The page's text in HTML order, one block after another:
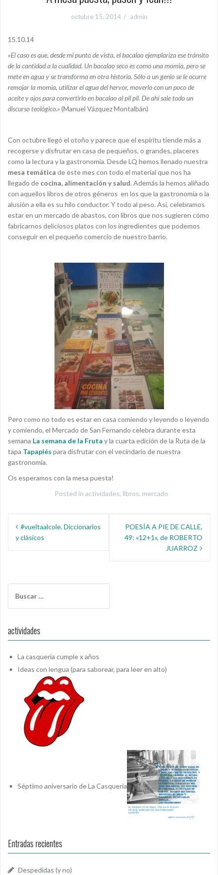
octubre 15, 2014 admin
15.10.14
«El caso es que, desde mi punto de vista, el bacalao ejemplariza ese tránsito
de la cantidad a la cualidad. Un bacalao seco es como una momia, pero se
mete en agua y se transforma en otra historia. Sólo a un genio se le ocurre
remojar la momia, utilizar el agua del hervor, moverlo con un poco de
aceite y ajos para convertirlo en bacalao al pil pil. De ahí sale todo un
discurso teológico.» (Manuel Vázquez Montalbán)
Con octubre llegó el otoño y parece que el espíritu tiende más a
recogerse y disfrutar en casa de pequeños, o grandes, placeres
como la lectura y la gastronomía. Desde LQ hemos llenado nuestra
mesa temática de este mes con todo el material que nos ha
llegado de cocina, alimentación y salud. Además la hemos aliñado
con aquellos libros de otros géneros en los que la gastronomía o la
alusión a ella es su hilo conductor. Y todo al peso. Así, celebramos
estar en un mercado de abastos, con libros que nos sugieren cómo
fabricarnos deliciosos platos con los ingredientes que podemos
conseguir en el pequeño comercio de nuestro barrio.
Pero como no todo es estar en casa comiendo y leyendo o leyendo
y comiendo, el Mercado de San Fernando celebra durante esta
semana La semana de la Fruta y la cuarta edición de la Ruta de la
tapa Tapapiés para disfrutar con el vecindario de nuestra
gastronomía.
Os esperamos con la mesa puesta!
Posted in actividades, libros, mercado
Navegación
de#vueltaalcole. Diccionarios
y clásicos
POESÍA A PIE DE CALLE,
49: «12+1», de ROBERTO
JUARROZ
actividades
La casquería cumple x años
Ideas con lengua (para saborear, para leer en alto)
Séptimo aniversario de La Casquería
Entradas recientes
Despedidas (y no)